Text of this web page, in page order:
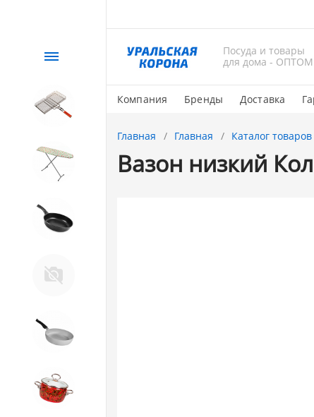
Посуда и товары
для дома - ОПТОМ
Компания Бренды Доставка
Каталог
СЕЗОННЫЙ товар
1. Завод Исток
Главная Главная Каталог товаров
Вазон низкий